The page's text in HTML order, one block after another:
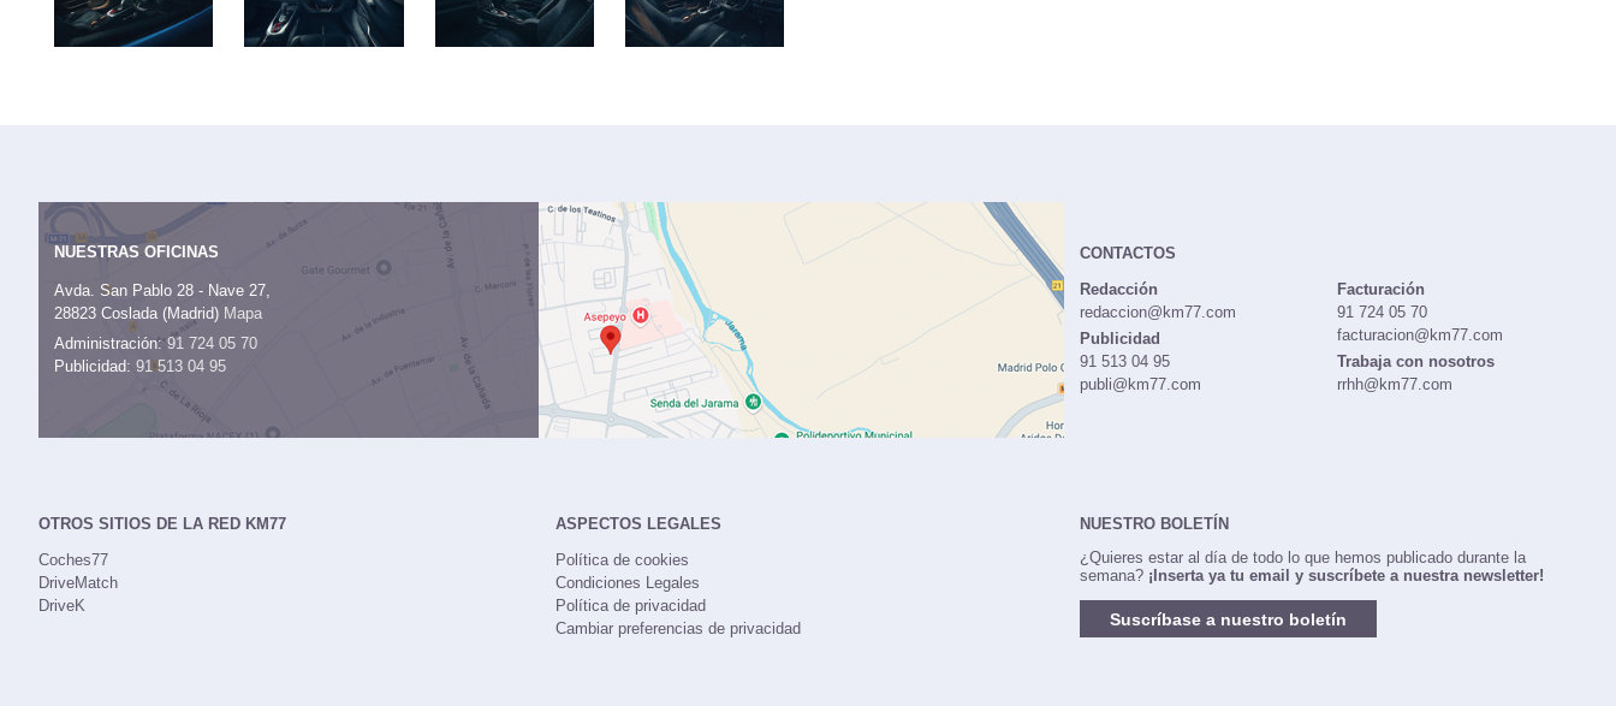
NUESTRAS OFICINAS
Avda. San Pablo 28 - Nave 27,
28823 Coslada (Madrid) Mapa
Administración:91 724 05 70
Publicidad: 91 513 04 95
CONTACTOS
Redacción
redaccion@km77.com
Publicidad
91 513 04 95
publi@km77.com
Facturación
91 724 05 70
facturacion@km77.com
Trabaja con nosotros
rrhh@km77.com
OTROS SITIOS DE LA RED KM77
Coches77
DriveMatch
DriveK
ASPECTOS LEGALES
Política de cookies
Condiciones Legales
Política de privacidad
Cambiar preferencias de privacidad
NUESTRO BOLETÍN
¿Quieres estar al día de todo lo que hemos publicado durante la
semana? ¡Inserta ya tu email y suscríbete a nuestra newsletter!
Suscríbase a nuestro boletín